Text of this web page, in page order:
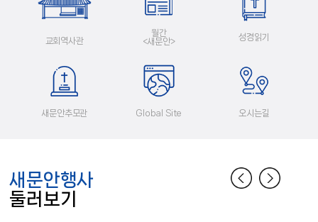
교회역사관
월간
<새문안>
성경읽기
새문안추모관 Global Site 오시는길
새문안행사
둘러보기